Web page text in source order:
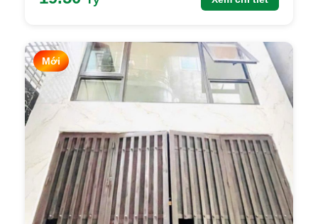
Mới